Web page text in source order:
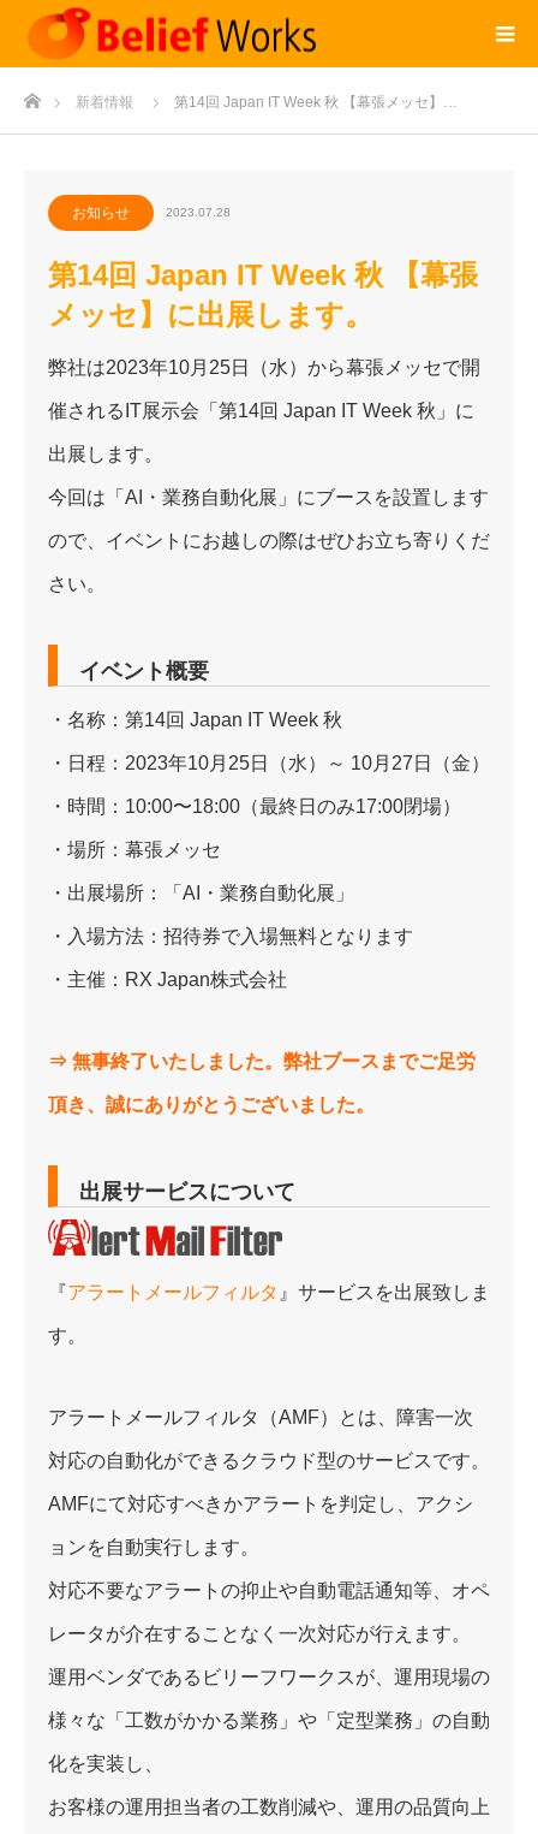
ホーム新着情報 第14回 Japan IT Week 秋 【幕張メッセ】…
お知らせ 2023.07.28
第14回 Japan IT Week 秋 【幕張
メッセ】に出展します。
弊社は2023年10月25日（水）から幕張メッセで開
催されるIT展示会「第14回 Japan IT Week 秋」に
出展します。
今回は「AI・業務自動化展」にブースを設置します
ので、イベントにお越しの際はぜひお立ち寄りくだ
さい。
イベント概要
・名称：第14回 Japan IT Week 秋
・日程：2023年10月25日（水）～ 10月27日（金）
・時間：10:00〜18:00（最終日のみ17:00閉場）
・場所：幕張メッセ
・出展場所：「AI・業務自動化展」
・入場方法：招待券で入場無料となります
・主催：RX Japan株式会社
⇒ 無事終了いたしました。弊社ブースまでご足労
頂き、誠にありがとうございました。
出展サービスについて
『アラートメールフィルタ 』サービスを出展致しま
す。
アラートメールフィルタ（AMF）とは、障害一次
対応の自動化ができるクラウド型のサービスです。
AMFにて対応すべきかアラートを判定し、アクシ
ョンを自動実行します。
対応不要なアラートの抑止や自動電話通知等、オペ
レータが介在することなく一次対応が行えます。
運用ベンダであるビリーフワークスが、運用現場の
様々な「工数がかかる業務」や「定型業務」の自動
化を実装し、
お客様の運用担当者の工数削減や、運用の品質向上